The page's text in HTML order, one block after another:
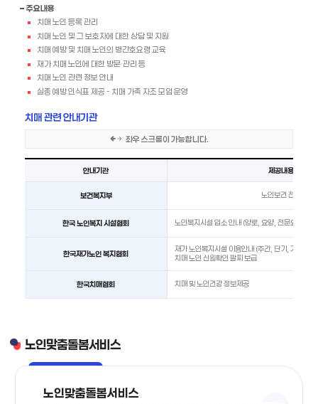
주요내용
치매 노인 등록 관리
치매 노인 및 그 보호자에 대한 상담 및 지원
치매 예방 및 치매 노인의 병간호요령 교육
재가 치매 노인에 대한 방문·관리 등
치매 노인 관련 정보 안내
실종 예방 인식표 제공 - 치매 가족 자조 모임 운영
치매 관련 안내기관
좌우 스크롤이 가능합니다.
치매 관련 안내기관 현황을 안내기관, 제공내용, 전화번호, 인터넷주소 순서로 안내한 표입니다.
안내기관
제공내용
보건복지부 노인보건 전반
한국 노인복지 시설협회 노인복지시설 입소 안내 (양로, 요양, 전문요양)
한국재가노인 복지협회
재가 노인복지시설 이용안내 (주간, 단기, 가정봉사
치매 노인 신원확인 팔찌 보급
한국치매협회 치매 및 노인건강 정보제공
노인맞춤돌봄서비스
노인맞춤돌봄서비스